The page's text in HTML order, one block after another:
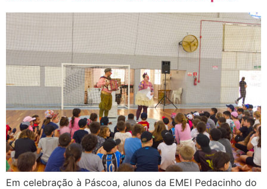
Em celebração à Páscoa, alunos da EMEI Pedacinho do